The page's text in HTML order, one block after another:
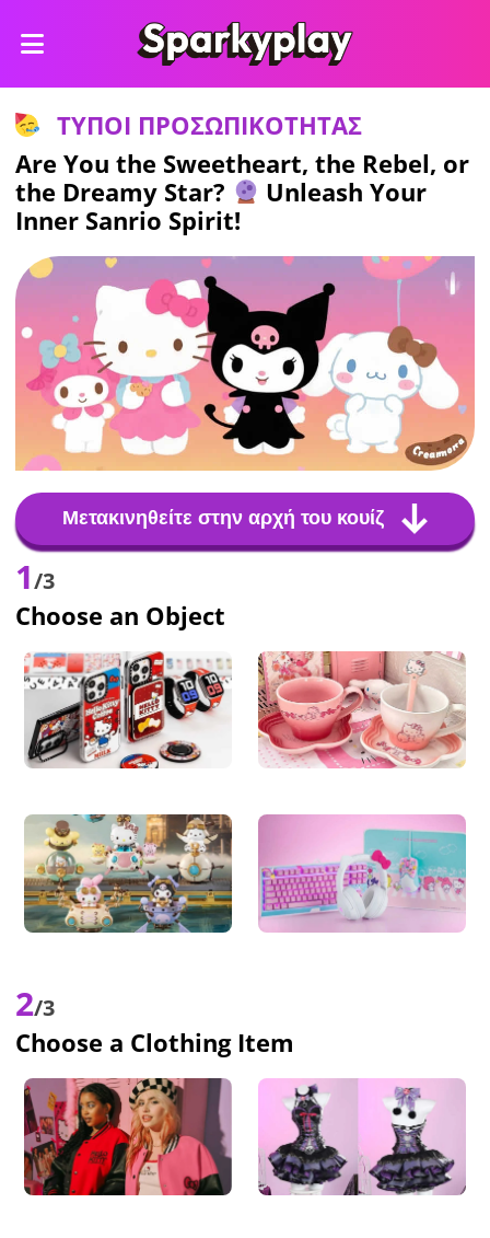
ΤΥΠΟΙ ΠΡΟΣΩΠΙΚΟΤΗΤΑΣ
Are You the Sweetheart, the Rebel, or
the Dreamy Star?
Unleash Your
Inner Sanrio Spirit!
Μετακινηθείτε στην αρχή του κουίζ
1/3
Choose an Object
2/3
Choose a Clothing Item